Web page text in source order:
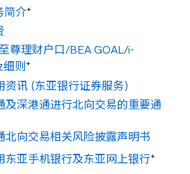
简介+
尊理财户口/BEA GOAL/i-
细则+
资讯 (东亚银行证券服务)
及深港通进行北向交易的重要通
北向交易相关风险披露声明书
东亚手机银行及东亚网上银行+